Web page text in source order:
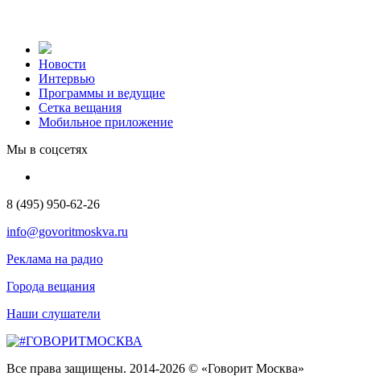
Новости
Интервью
Программы и ведущие
Сетка вещания
Мобильное приложение
Мы в соцсетях
8 (495) 950-62-26
info@govoritmoskva.ru
Реклама на радио
Города вещания
Наши слушатели
Все права защищены. 2014-2026 © «Говорит Москва»